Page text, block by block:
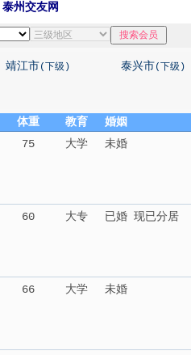
泰州交友网
靖江市(下级) 泰兴市(下级)
体重 教育
婚姻
75 大学
未婚
60 大专
已婚 现已分居
66 大学
未婚